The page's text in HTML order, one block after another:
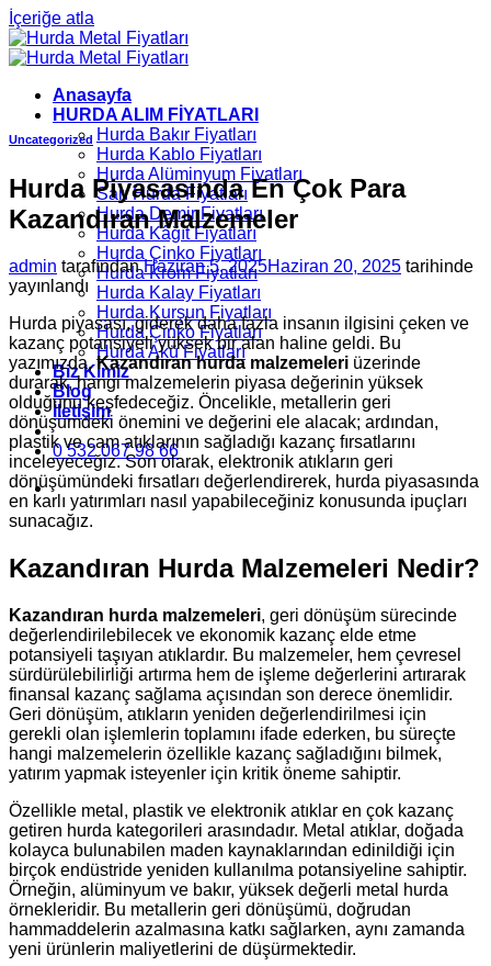
İçeriğe atla
Anasayfa
HURDA ALIM FİYATLARI
Hurda Bakır Fiyatları
Hurda Kablo Fiyatları
Hurda Alüminyum Fiyatları
Sarı Hurda Fiyatları
Hurda Demir Fiyatları
Hurda Kâğıt Fiyatları
Hurda Çinko Fiyatları
Hurda Krom Fiyatları
Hurda Kalay Fiyatları
Hurda Kurşun Fiyatları
Hurda Çinko Fiyatları
Hurda Akü Fiyatları
Biz Kimiz
Blog
İletişim
0 532 067 98 66
Uncategorized
Hurda Piyasasında En Çok Para
Kazandıran Malzemeler
admin tarafından Haziran 5, 2025Haziran 20, 2025 tarihinde
yayınlandı
Hurda piyasası, giderek daha fazla insanın ilgisini çeken ve
kazanç potansiyeli yüksek bir alan haline geldi. Bu
yazımızda,Kazandıran hurda malzemeleri üzerinde
durarak, hangi malzemelerin piyasa değerinin yüksek
olduğunu keşfedeceğiz. Öncelikle, metallerin geri
dönüşümdeki önemini ve değerini ele alacak; ardından,
plastik ve cam atıklarının sağladığı kazanç fırsatlarını
inceleyeceğiz. Son olarak, elektronik atıkların geri
dönüşümündeki fırsatları değerlendirerek, hurda piyasasında
en karlı yatırımları nasıl yapabileceğiniz konusunda ipuçları
sunacağız.
Kazandıran Hurda Malzemeleri Nedir?
Kazandıran hurda malzemeleri, geri dönüşüm sürecinde
değerlendirilebilecek ve ekonomik kazanç elde etme
potansiyeli taşıyan atıklardır. Bu malzemeler, hem çevresel
sürdürülebilirliği artırma hem de işleme değerlerini artırarak
finansal kazanç sağlama açısından son derece önemlidir.
Geri dönüşüm, atıkların yeniden değerlendirilmesi için
gerekli olan işlemlerin toplamını ifade ederken, bu süreçte
hangi malzemelerin özellikle kazanç sağladığını bilmek,
yatırım yapmak isteyenler için kritik öneme sahiptir.
Özellikle metal, plastik ve elektronik atıklar en çok kazanç
getiren hurda kategorileri arasındadır. Metal atıklar, doğada
kolayca bulunabilen maden kaynaklarından edinildiği için
birçok endüstride yeniden kullanılma potansiyeline sahiptir.
Örneğin, alüminyum ve bakır, yüksek değerli metal hurda
örnekleridir. Bu metallerin geri dönüşümü, doğrudan
hammaddelerin azalmasına katkı sağlarken, aynı zamanda
yeni ürünlerin maliyetlerini de düşürmektedir.